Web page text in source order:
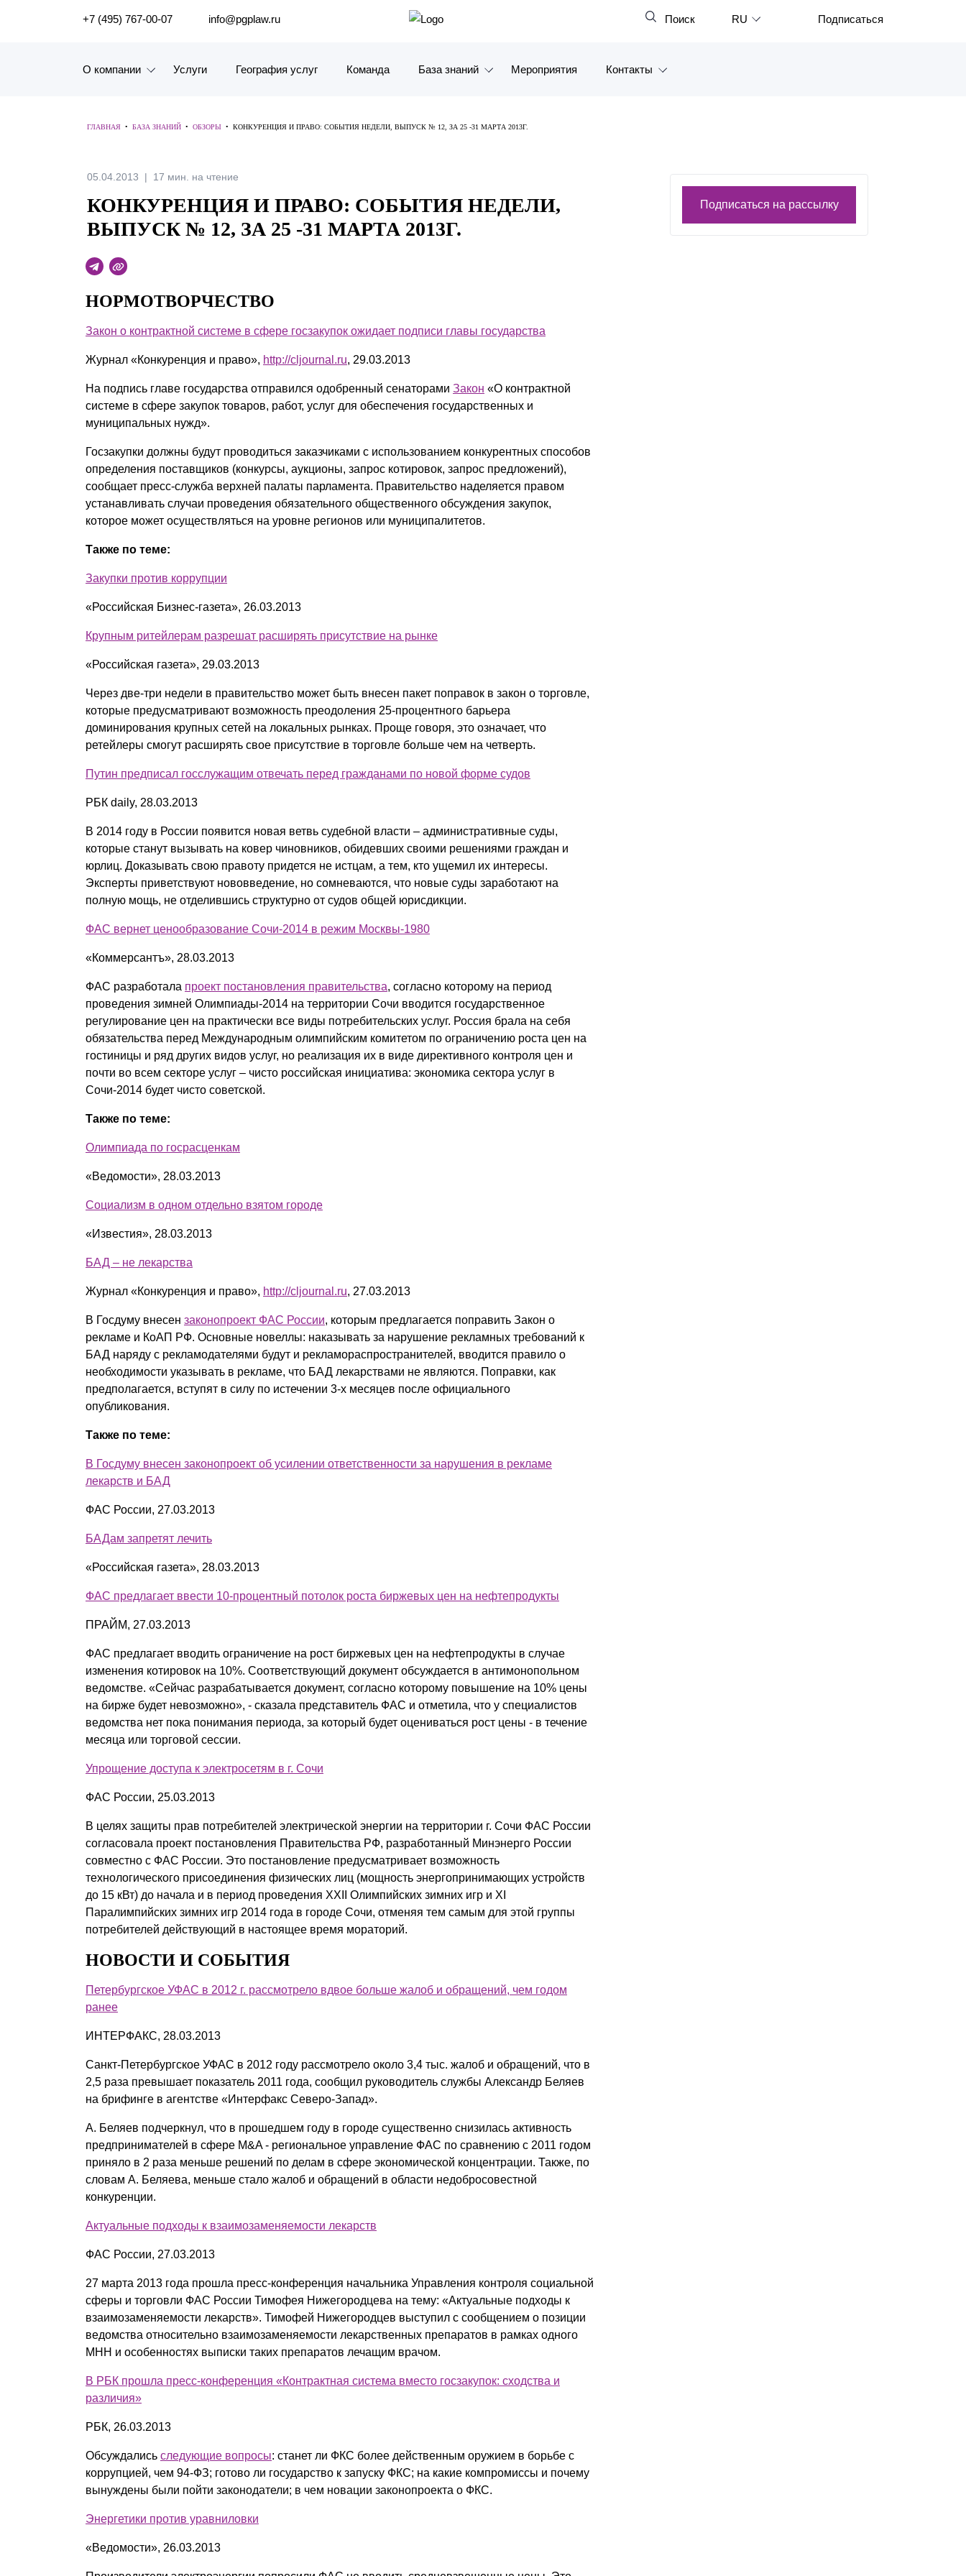
ПОИСК ПО САЙТУ Закрыть
+7 (495) 767-00-07 info@pgplaw.ru Поиск RU Подписаться
О компании
Наш опыт
Рейтинги, Награды, Цифры
Карьера
История компании
Почему «Пепеляев Групп»?
Партнера
Социальная
Услуги География услуг Команда База знаний
Видео
Презентации экспертов
Мероприятия Контакты
ГЛАВНАЯ • БАЗА ЗНАНИЙ • ОБЗОРЫ • КОНКУРЕНЦИЯ И ПРАВО: СОБЫТИЯ НЕДЕЛИ, ВЫПУСК № 12, ЗА 25 -31 МАРТА 2013Г.
05.04.2013 17 мин. на чтение
КОНКУРЕНЦИЯ И ПРАВО: СОБЫТИЯ НЕДЕЛИ,
ВЫПУСК № 12, ЗА 25 -31 МАРТА 2013Г.
НОРМОТВОРЧЕСТВО
Закон о контрактной системе в сфере госзакупок ожидает подписи главы государства
Журнал «Конкуренция и право», http://cljournal.ru, 29.03.2013
На подпись главе государства отправился одобренный сенаторами Закон «О контрактной
системе в сфере закупок товаров, работ, услуг для обеспечения государственных и
муниципальных нужд».
Госзакупки должны будут проводиться заказчиками с использованием конкурентных способов
определения поставщиков (конкурсы, аукционы, запрос котировок, запрос предложений),
сообщает пресс-служба верхней палаты парламента. Правительство наделяется правом
устанавливать случаи проведения обязательного общественного обсуждения закупок,
которое может осуществляться на уровне регионов или муниципалитетов.
Также по теме:
Закупки против коррупции
«Российская Бизнес-газета», 26.03.2013
Крупным ритейлерам разрешат расширять присутствие на рынке
«Российская газета», 29.03.2013
Через две-три недели в правительство может быть внесен пакет поправок в закон о торговле,
которые предусматривают возможность преодоления 25-процентного барьера
доминирования крупных сетей на локальных рынках. Проще говоря, это означает, что
ретейлеры смогут расширять свое присутствие в торговле больше чем на четверть.
Путин предписал госслужащим отвечать перед гражданами по новой форме судов
РБК daily, 28.03.2013
В 2014 году в России появится новая ветвь судебной власти – административные суды,
которые станут вызывать на ковер чиновников, обидевших своими решениями граждан и
юрлиц. Доказывать свою правоту придется не истцам, а тем, кто ущемил их интересы.
Эксперты приветствуют нововведение, но сомневаются, что новые суды заработают на
полную мощь, не отделившись структурно от судов общей юрисдикции.
ФАС вернет ценообразование Сочи-2014 в режим Москвы-1980
«Коммерсантъ», 28.03.2013
ФАС разработала проект постановления правительства, согласно которому на период
проведения зимней Олимпиады-2014 на территории Сочи вводится государственное
регулирование цен на практически все виды потребительских услуг. Россия брала на себя
обязательства перед Международным олимпийским комитетом по ограничению роста цен на
гостиницы и ряд других видов услуг, но реализация их в виде директивного контроля цен и
почти во всем секторе услуг – чисто российская инициатива: экономика сектора услуг в
Сочи-2014 будет чисто советской.
Также по теме:
Олимпиада по госрасценкам
«Ведомости», 28.03.2013
Социализм в одном отдельно взятом городе
«Известия», 28.03.2013
БАД – не лекарства
Журнал «Конкуренция и право», http://cljournal.ru, 27.03.2013
В Госдуму внесен законопроект ФАС России, которым предлагается поправить Закон о
рекламе и КоАП РФ. Основные новеллы: наказывать за нарушение рекламных требований к
БАД наряду с рекламодателями будут и рекламораспространителей, вводится правило о
необходимости указывать в рекламе, что БАД лекарствами не являются. Поправки, как
предполагается, вступят в силу по истечении 3-х месяцев после официального
опубликования.
Также по теме:
В Госдуму внесен законопроект об усилении ответственности за нарушения в рекламе
лекарств и БАД
ФАС России, 27.03.2013
БАДам запретят лечить
«Российская газета», 28.03.2013
ФАС предлагает ввести 10-процентный потолок роста биржевых цен на нефтепродукты
ПРАЙМ, 27.03.2013
ФАС предлагает вводить ограничение на рост биржевых цен на нефтепродукты в случае
изменения котировок на 10%. Соответствующий документ обсуждается в антимонопольном
ведомстве. «Сейчас разрабатывается документ, согласно которому повышение на 10% цены
на бирже будет невозможно», - сказала представитель ФАС и отметила, что у специалистов
ведомства нет пока понимания периода, за который будет оцениваться рост цены - в течение
месяца или торговой сессии.
Упрощение доступа к электросетям в г. Сочи
ФАС России, 25.03.2013
В целях защиты прав потребителей электрической энергии на территории г. Сочи ФАС России
согласовала проект постановления Правительства РФ, разработанный Минэнерго России
совместно с ФАС России. Это постановление предусматривает возможность
технологического присоединения физических лиц (мощность энергопринимающих устройств
до 15 кВт) до начала и в период проведения XXII Олимпийских зимних игр и XI
Паралимпийских зимних игр 2014 года в городе Сочи, отменяя тем самым для этой группы
потребителей действующий в настоящее время мораторий.
НОВОСТИ И СОБЫТИЯ
Петербургское УФАС в 2012 г. рассмотрело вдвое больше жалоб и обращений, чем годом
ранее
ИНТЕРФАКС, 28.03.2013
Санкт-Петербургское УФАС в 2012 году рассмотрело около 3,4 тыс. жалоб и обращений, что в
2,5 раза превышает показатель 2011 года, сообщил руководитель службы Александр Беляев
на брифинге в агентстве «Интерфакс Северо-Запад».
А. Беляев подчеркнул, что в прошедшем году в городе существенно снизилась активность
предпринимателей в сфере M&A - региональное управление ФАС по сравнению с 2011 годом
приняло в 2 раза меньше решений по делам в сфере экономической концентрации. Также, по
словам А. Беляева, меньше стало жалоб и обращений в области недобросовестной
конкуренции.
Актуальные подходы к взаимозаменяемости лекарств
ФАС России, 27.03.2013
27 марта 2013 года прошла пресс-конференция начальника Управления контроля социальной
сферы и торговли ФАС России Тимофея Нижегородцева на тему: «Актуальные подходы к
взаимозаменяемости лекарств». Тимофей Нижегородцев выступил с сообщением о позиции
ведомства относительно взаимозаменяемости лекарственных препаратов в рамках одного
МНН и особенностях выписки таких препаратов лечащим врачом.
В РБК прошла пресс-конференция «Контрактная система вместо госзакупок: сходства и
различия»
РБК, 26.03.2013
Обсуждались следующие вопросы: станет ли ФКС более действенным оружием в борьбе с
коррупцией, чем 94-ФЗ; готово ли государство к запуску ФКС; на какие компромиссы и почему
вынуждены были пойти законодатели; в чем новации законопроекта о ФКС.
Энергетики против уравниловки
«Ведомости», 26.03.2013
Подписаться на рассылку